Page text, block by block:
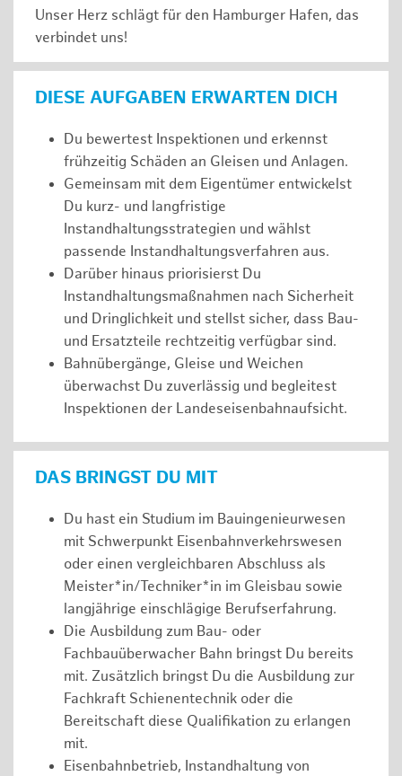
Unser Herz schlägt für den Hamburger Hafen, das
verbindet uns!
DIESE AUFGABEN ERWARTEN DICH
Du bewertest Inspektionen und erkennst
frühzeitig Schäden an Gleisen und Anlagen.
Gemeinsam mit dem Eigentümer entwickelst
Du kurz- und langfristige
Instandhaltungsstrategien und wählst
passende Instandhaltungsverfahren aus.
Darüber hinaus priorisierst Du
Instandhaltungsmaßnahmen nach Sicherheit
und Dringlichkeit und stellst sicher, dass Bau-
und Ersatzteile rechtzeitig verfügbar sind.
Bahnübergänge, Gleise und Weichen
überwachst Du zuverlässig und begleitest
Inspektionen der Landeseisenbahnaufsicht.
DAS BRINGST DU MIT
Du hast ein Studium im Bauingenieurwesen
mit Schwerpunkt Eisenbahnverkehrswesen
oder einen vergleichbaren Abschluss als
Meister*in/Techniker*in im Gleisbau sowie
langjährige einschlägige Berufserfahrung.
Die Ausbildung zum Bau- oder
Fachbauüberwacher Bahn bringst Du bereits
mit. Zusätzlich bringst Du die Ausbildung zur
Fachkraft Schienentechnik oder die
Bereitschaft diese Qualifikation zu erlangen
mit.
Eisenbahnbetrieb, Instandhaltung von